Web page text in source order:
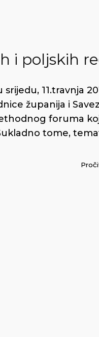
i poljskih
11.travnja
županija i
foruma
tome,